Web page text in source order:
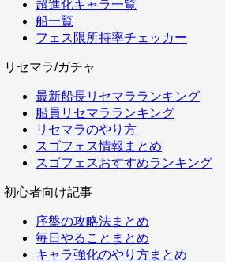
超進化キャラ一覧
船一覧
フェス限所持率チェッカー
リセマラ/ガチャ
最新船長リセマラランキング
船員リセマラランキング
リセマラのやり方
スゴフェス情報まとめ
スゴフェスおすすめランキング
初心者向け記事
序盤の攻略法まとめ
毎日やることまとめ
キャラ強化のやり方まとめ